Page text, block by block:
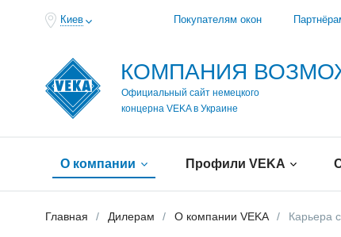
Киев Покупателям окон
КОМПАНИЯ
Официальный сайт немецкого
концерна VEKA в Украине
О компании Профили VEKA
Главная Дилерам О компании VEKA Карьера